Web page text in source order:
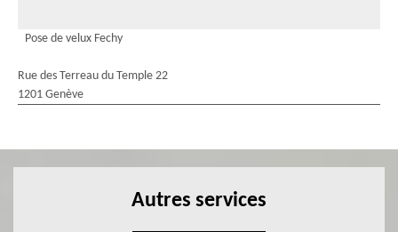
Pose de velux Fechy
Rue des Terreau du Temple 22
1201 Genève
Autres services